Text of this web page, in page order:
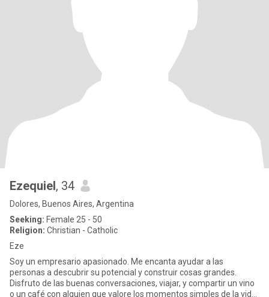
Ezequiel, 34
Dolores, Buenos Aires, Argentina
Seeking: Female 25 - 50
Religion: Christian - Catholic
Eze
Soy un empresario apasionado. Me encanta ayudar a las
personas a descubrir su potencial y construir cosas grandes.
Disfruto de las buenas conversaciones, viajar, y compartir un vino
o un café con alguien que valore los momentos simples de la vida.